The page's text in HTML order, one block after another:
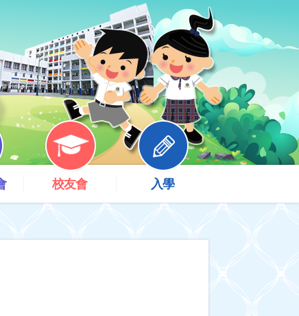
校友會 入學